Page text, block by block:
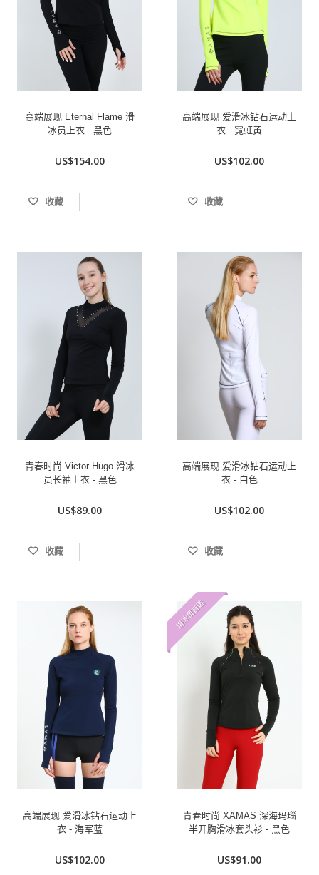
高端展现 Eternal Flame 滑
冰员上衣 - 黑色
US$154.00
收藏
高端展现 爱滑冰钻石运动上
衣 - 霓虹黄
US$102.00
收藏
青春时尚 Victor Hugo 滑冰
员长袖上衣 - 黑色
US$89.00
收藏
高端展现 爱滑冰钻石运动上
衣 - 白色
US$102.00
收藏
高端展现 爱滑冰钻石运动上
衣 - 海军蓝
US$102.00
青春时尚 XAMAS 深海玛瑙
半开胸滑冰套头衫 - 黑色
滑冰员首选
US$91.00